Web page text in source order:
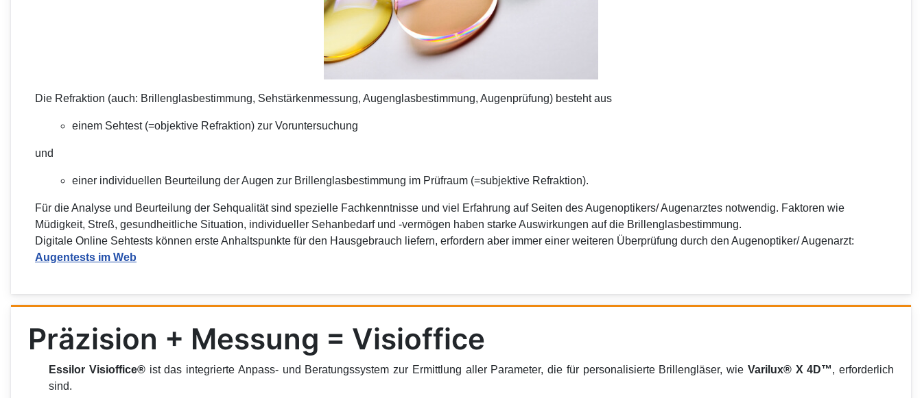
Die Refraktion (auch: Brillenglasbestimmung, Sehstärkenmessung, Augenglasbestimmung, Augenprüfung) besteht aus
einem Sehtest (=objektive Refraktion) zur Voruntersuchung
und
einer individuellen Beurteilung der Augen zur Brillenglasbestimmung im Prüfraum (=subjektive Refraktion).
Für die Analyse und Beurteilung der Sehqualität sind spezielle Fachkenntnisse und viel Erfahrung auf Seiten des Augenoptikers/ Augenarztes notwendig. Faktoren wie
Müdigkeit, Streß, gesundheitliche Situation, individueller Sehanbedarf und -vermögen haben starke Auswirkungen auf die Brillenglasbestimmung.
Digitale Online Sehtests können erste Anhaltspunkte für den Hausgebrauch liefern, erfordern aber immer einer weiteren Überprüfung durch den Augenoptiker/ Augenarzt:
Augentests im Web
Präzision + Messung = Visioffice
Essilor Visioffice®ist das integrierte Anpass- und Beratungssystem zur Ermittlung aller Parameter, die für personalisierte Brillengläser, wie Varilux®X 4D™, erforderlich
sind.